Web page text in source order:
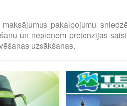
pakalpojumu
un nepieņem pretenzijas
uzsākšanas.